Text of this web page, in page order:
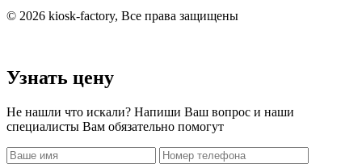
© 2026 kiosk-factory, Все права защищены
Узнать цену
Не нашли что искали? Напиши Ваш вопрос и наши
специалисты Вам обязательно помогут